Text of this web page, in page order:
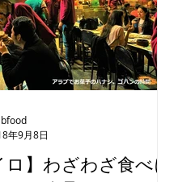
ロ】わざわざ食べに
年9月8日